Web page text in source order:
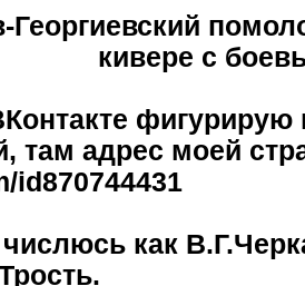
Георгиевский
кивере с
там адрес моей
id870744431
как